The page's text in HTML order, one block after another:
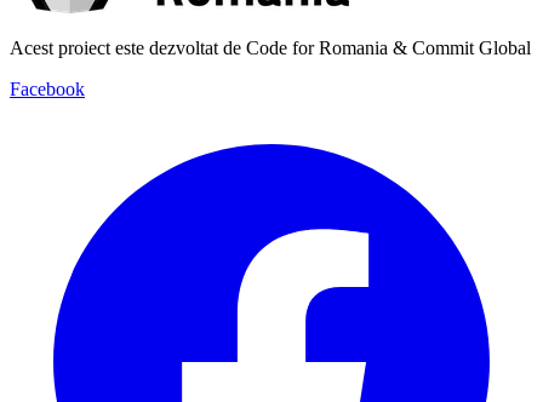
Acest proiect este dezvoltat de Code for Romania & Commit Global
Facebook